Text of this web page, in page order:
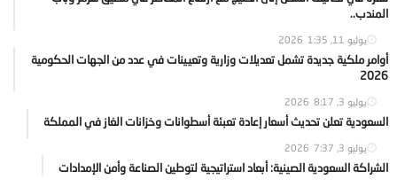
المندب..
يوليو 11, 2026 1:35
أوامر ملكية جديدة تشمل تعديلات وزارية وتعيينات في عدد من الجهات الحكومية
2026
يوليو 3, 2026 8:17
السعودية تعلن تحديث أسعار إعادة تعبئة أسطوانات وخزانات الغاز في المملكة
يوليو 3, 2026 7:37
الشراكة السعودية الصينية: أبعاد استراتيجية لتوطين الصناعة وأمن الإمدادات